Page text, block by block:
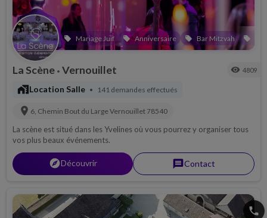
local_offer Mariage Juif local_offer Anniversaire local_offer Bar Mitzvah local_offer
La Scène • Vernouillet visibility 4809
maps_home_work Location Salle • 141 demandes effectués
location_on 6, Chemin Bout du LargeVernouillet 78540
La scène est situé dans les Yvelines où vous pourrez y organiser tous
vos plus beaux événements.
explorerDécouvrir messageContact
phone